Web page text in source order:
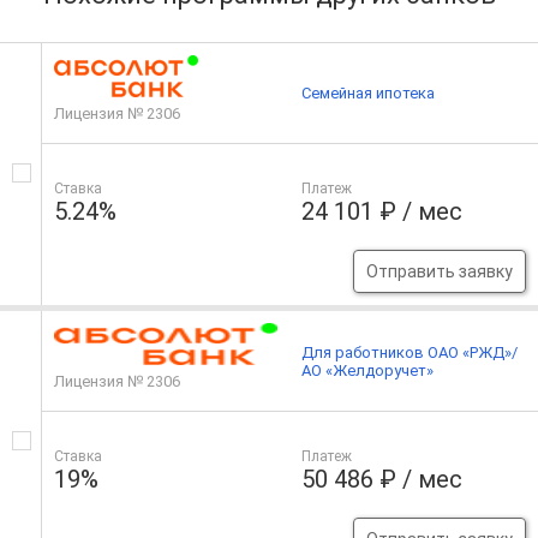
Лицензия № 2306
Ставка
5.24%
Платеж
24 101 ₽ / мес
Отправить заявку
Семейная ипотека
Лицензия № 2306
Ставка
19%
Платеж
50 486 ₽ / мес
Для работников ОАО «РЖД»/
АО «Желдоручет»